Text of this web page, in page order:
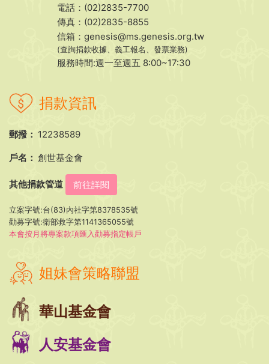
電話：(02)2835-7700
傳真：(02)2835-8855
信箱： genesis@ms.genesis.org.tw
(查詢捐款收據、義工報名、發票業務)
服務時間:週一至週五 8:00~17:30
捐款資訊
郵撥： 12238589
戶名： 創世基金會
其他捐款管道 前往詳閱
立案字號:台(83)內社字第8378535號
勸募字號:衛部救字第1141365055號
本會按月將專案款項匯入勸募指定帳戶
姐妹會策略聯盟
華山基金會
人安基金會